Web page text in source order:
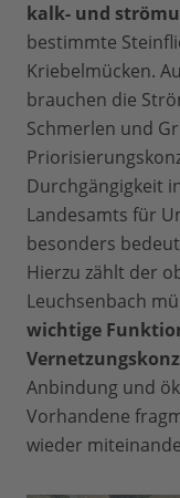
kalk- und
bestimmte
Kriebelmücken.
brauchen die
Schmerlen und
Durchgängigkeit
Landesamts für
besonders
Hierzu zählt der
Leuchsenbach
wichtige
Anbindung und
Vorhandene
wieder